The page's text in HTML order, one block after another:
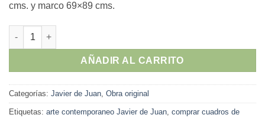
cms. y marco 69×89 cms.
Javier de Juan - "En una feria de arte XIV" dibujo original
AÑADIR AL CARRITO
Categorías: Javier de Juan Obra original
Etiquetas: arte contemporaneo Javier de Juan comprar cuadros de